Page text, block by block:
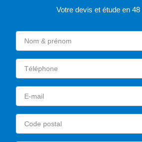
Votre devis et étude en 48